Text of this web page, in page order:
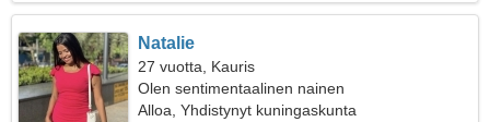
Natalie
27 vuotta, Kauris
Olen sentimentaalinen nainen
Alloa, Yhdistynyt kuningaskunta